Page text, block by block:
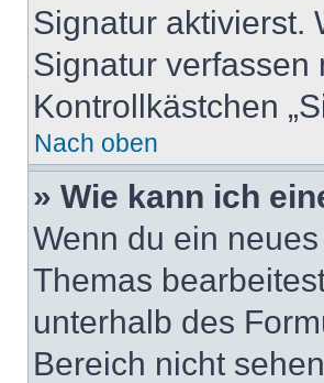
Signatur aktivierst.
Signatur verfassen
Kontrollkästchen
Nach oben
» Wie kann ich
Wenn du ein
Themas
unterhalb des
Bereich nicht